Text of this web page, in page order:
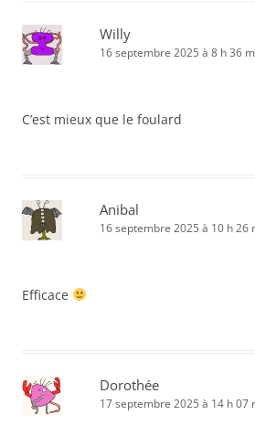
Willy
16 septembre 2025 à 8 h 36
C’est mieux que le foulard
Anibal
16 septembre 2025 à 10 h 26
Efficace
Dorothée
17 septembre 2025 à 14 h 07